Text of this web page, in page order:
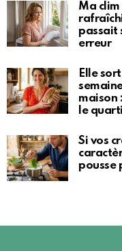
Ma
passait
erreur
Elle
maison
le
Si vos
pousse